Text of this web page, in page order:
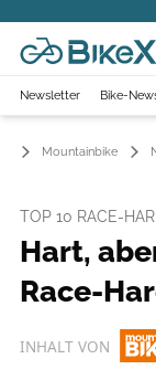
Newsletter Bike-
Mountainbike
TOP 10 RACE-
Hart,
Race-
INHALT VON